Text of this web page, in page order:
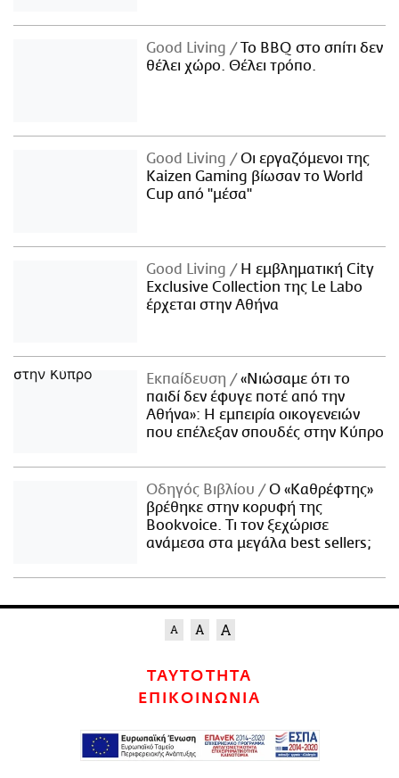
Good Living
Το BBQ στο σπίτι δεν
θέλει χώρο. Θέλει τρόπο.
Good Living
Οι εργαζόμενοι της
Kaizen Gaming βίωσαν το World
Cup από "μέσα"
Good Living
Η εμβληματική City
Exclusive Collection της Le Labo
έρχεται στην Αθήνα
Εκπαίδευση
«Νιώσαμε ότι το
παιδί δεν έφυγε ποτέ από την
Αθήνα»: Η εμπειρία οικογενειών
που επέλεξαν σπουδές στην Κύπρο
Οδηγός Βιβλίου
Ο «Καθρέφτης»
βρέθηκε στην κορυφή της
Bookvoice. Τι τον ξεχώρισε
ανάμεσα στα μεγάλα best sellers;
ΤΑΥΤΟΤΗΤΑ
ΕΠΙΚΟΙΝΩΝΙΑ